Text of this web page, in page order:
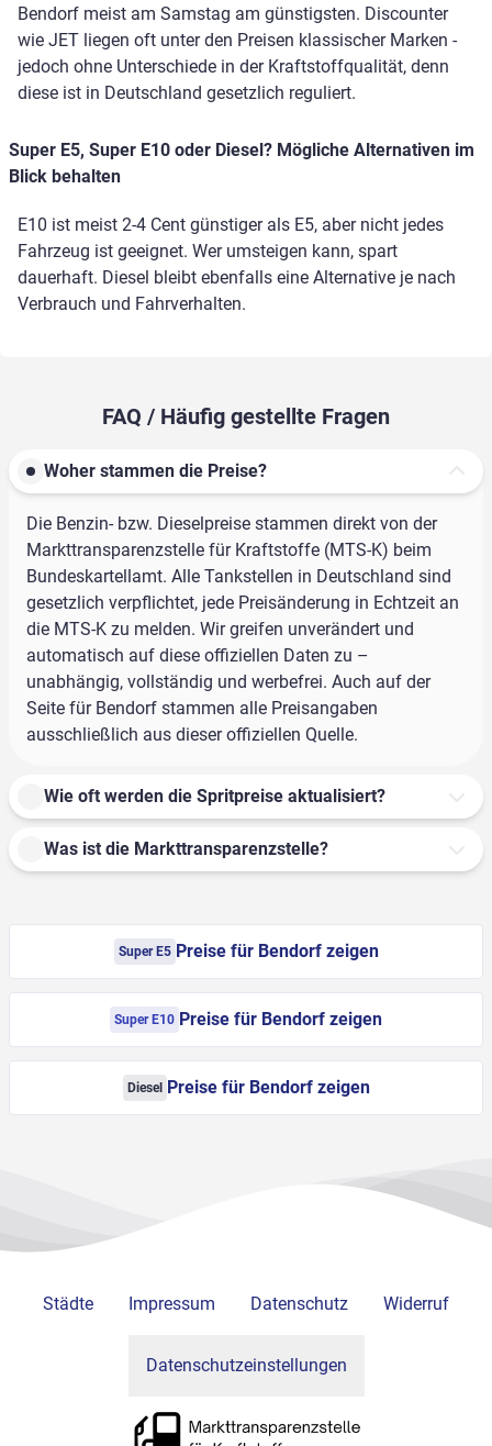
Bendorf meist am Samstag am günstigsten. Discounter
wie JET liegen oft unter den Preisen klassischer Marken -
jedoch ohne Unterschiede in der Kraftstoffqualität, denn
diese ist in Deutschland gesetzlich reguliert.
Super E5, Super E10 oder Diesel? Mögliche Alternativen im
Blick behalten
E10 ist meist 2-4 Cent günstiger als E5, aber nicht jedes
Fahrzeug ist geeignet. Wer umsteigen kann, spart
dauerhaft. Diesel bleibt ebenfalls eine Alternative je nach
Verbrauch und Fahrverhalten.
FAQ / Häufig gestellte Fragen
Woher stammen die Preise?
Die Benzin- bzw. Dieselpreise stammen direkt von der
Markttransparenzstelle für Kraftstoffe (MTS-K) beim
Bundeskartellamt. Alle Tankstellen in Deutschland sind
gesetzlich verpflichtet, jede Preisänderung in Echtzeit an
die MTS-K zu melden. Wir greifen unverändert und
automatisch auf diese offiziellen Daten zu –
unabhängig, vollständig und werbefrei. Auch auf der
Seite für Bendorf stammen alle Preisangaben
ausschließlich aus dieser offiziellen Quelle.
Wie oft werden die Spritpreise aktualisiert?
Was ist die Markttransparenzstelle?
Super E5 Preise für Bendorf zeigen
Super E10 Preise für Bendorf zeigen
Diesel Preise für Bendorf zeigen
Städte Impressum Datenschutz Widerruf
Datenschutzeinstellungen